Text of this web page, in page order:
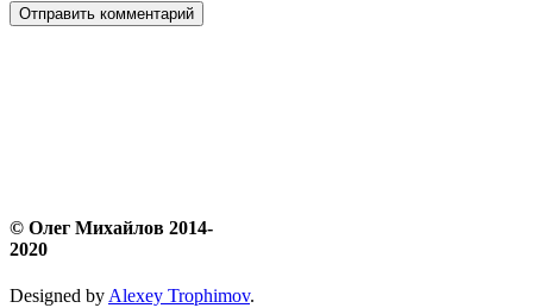
© Олег Михайлов 2014-
2020
Designed by Alexey Trophimov.